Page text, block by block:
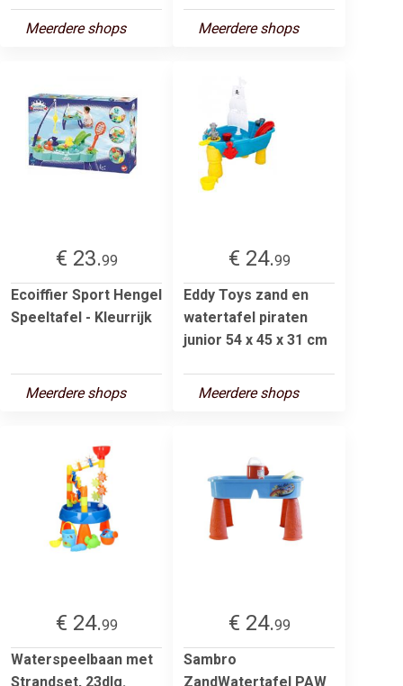
Meerdere shops Meerdere shops
€ 23.99
Ecoiffier Sport Hengel
Speeltafel - Kleurrijk
Meerdere shops
€ 24.99
Eddy Toys zand en
watertafel piraten
junior 54 x 45 x 31 cm
Meerdere shops
€ 24.99
Waterspeelbaan met
Strandset, 23dlg.
€ 24.99
Sambro
ZandWatertafel PAW